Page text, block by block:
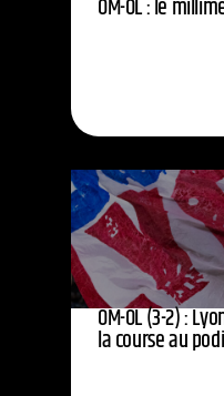
OM-OL : le
OM-OL (3-2) :
la course au